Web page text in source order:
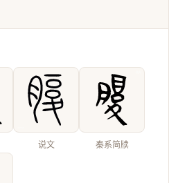
说文 秦系简牍